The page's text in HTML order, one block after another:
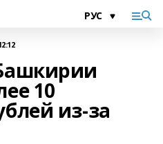
10
из-за